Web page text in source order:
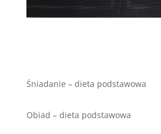
Śniadanie – dieta podstawowa
Obiad – dieta podstawowa